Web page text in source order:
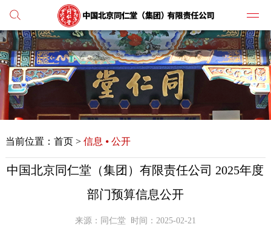
党建
人才
学习
当前位置： 首页> 信息 ⦁ 公开
中国北京同仁堂（集团）有限责任公司 2025年度
部门预算信息公开
来源：同仁堂 时间：2025-02-21